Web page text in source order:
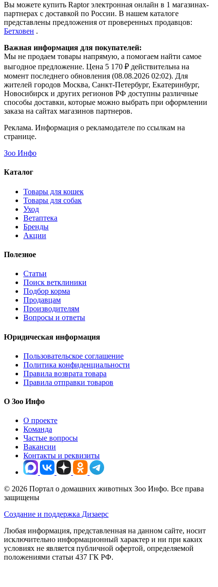
Вы можете купить Raptor электронная онлайн в 1 магазинах-
партнерах с доставкой по России. В нашем каталоге
представлены предложения от проверенных продавцов:
Бетховен .
Важная информация для покупателей:
Мы не продаем товары напрямую, а помогаем найти самое
выгодное предложение. Цена 5 170 ₽ действительна на
момент последнего обновления (08.08.2026 02:02). Для
жителей городов Москва, Санкт-Петербург, Екатеринбург,
Новосибирск и других регионов РФ доступны различные
способы доставки, которые можно выбрать при оформлении
заказа на сайтах магазинов партнеров.
Реклама. Информация о рекламодателе по ссылкам на
странице.
Зоо Инфо
Каталог
Товары для кошек
Товары для собак
Уход
Ветаптека
Бренды
Акции
Полезное
Статьи
Поиск ветклиники
Подбор корма
Продавцам
Производителям
Вопросы и ответы
Юридическая информация
Пользовательское соглашение
Политика конфиденциальности
Правила возврата товара
Правила отправки товаров
О Зоо Инфо
О проекте
Команда
Частые вопросы
Вакансии
Контакты и реквизиты
© 2026 Портал о домашних животных Зоо Инфо. Все права
защищены
Создание и поддержка Дизаерс
Любая информация, представленная на данном сайте, носит
исключительно информационный характер и ни при каких
условиях не является публичной офертой, определяемой
положениями статьи 437 ГК РФ.